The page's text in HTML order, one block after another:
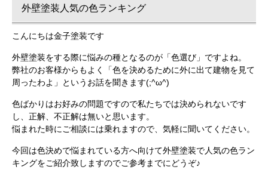
外壁塗装人気の色ランキング
こんにちは金子塗装です
外壁塗装をする際に悩みの種となるのが「色選び」ですよね。
弊社のお客様からもよく「色を決めるために外に出て建物を見て
周ったわよ」というお話を聞きます(;^ω^)
色ばかりはお好みの問題ですので私たちでは決められないです
し、正解、不正解は無いと思います。
悩まれた時にご相談には乗れますので、気軽に聞いてください。
今回は色決めで悩まれている方へ向けて外壁塗装で人気の色ラン
キングをご紹介致しますのでご参考までにどうぞ♪